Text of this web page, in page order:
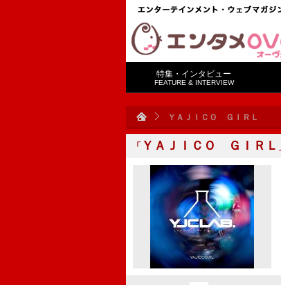
特集・インタビュー
FEATURE & INTERVIEW
ＹＡＪＩＣＯ ＧＩＲＬ
「 ＹＡＪＩＣＯ ＧＩＲＬ